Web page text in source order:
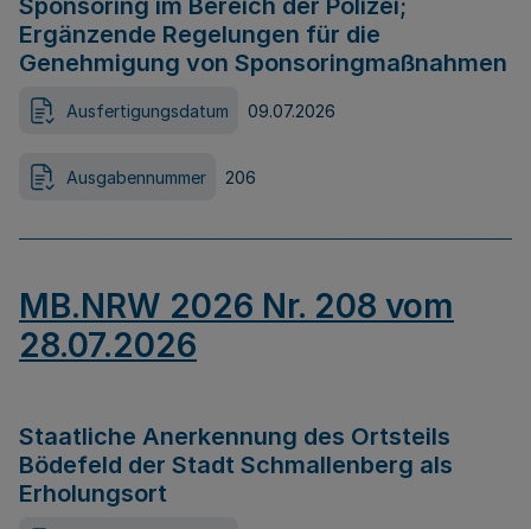
Sponsoring im Bereich der Polizei;
Ergänzende Regelungen für die
Genehmigung von Sponsoringmaßnahmen
Ausfertigungsdatum 09.07.2026
Ausgabennummer 206
MB.NRW 2026 Nr. 208 vom
28.07.2026
Staatliche Anerkennung des Ortsteils
Bödefeld der Stadt Schmallenberg als
Erholungsort